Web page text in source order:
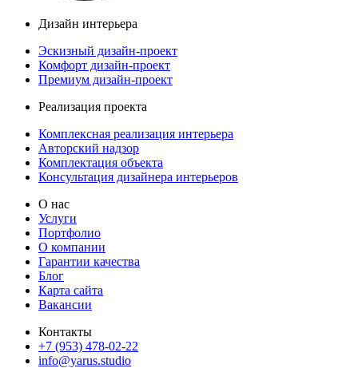
Дизайн интерьера
Эскизный дизайн-проект
Комфорт дизайн-проект
Премиум дизайн-проект
Реализация проекта
Комплексная реализация интерьера
Авторский надзор
Комплектация объекта
Консультация дизайнера интерьеров
О нас
Услуги
Портфолио
О компании
Гарантии качества
Блог
Карта сайта
Вакансии
Контакты
+7 (953) 478-02-22
info@yarus.studio